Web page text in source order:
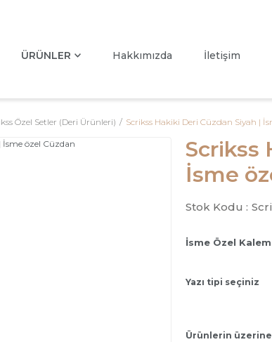
ÜRÜNLER Hakkımızda İletişim
Özel Setler (Deri Ürünleri) Scrikss Hakiki Deri Cüzdan Siyah |
Scrikss
İsme
Stok Kodu :
İsme Özel
Yazı tipi seçiniz
Ürünlerin üzerine